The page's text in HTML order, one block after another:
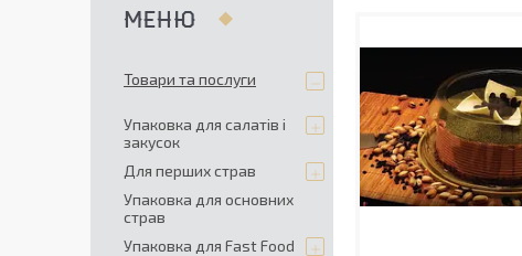
Товари та послуги
Упаковка для салатів і
закусок
Для перших страв
Упаковка для основних
страв
Упаковка для Fast Food